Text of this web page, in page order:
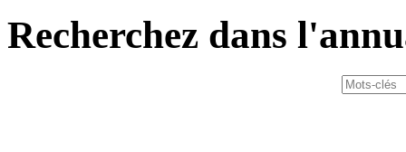
Recherchez dans